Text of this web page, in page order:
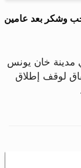
وشكر بعد عامين
مدينة خان يونس
لوقف إطلاق